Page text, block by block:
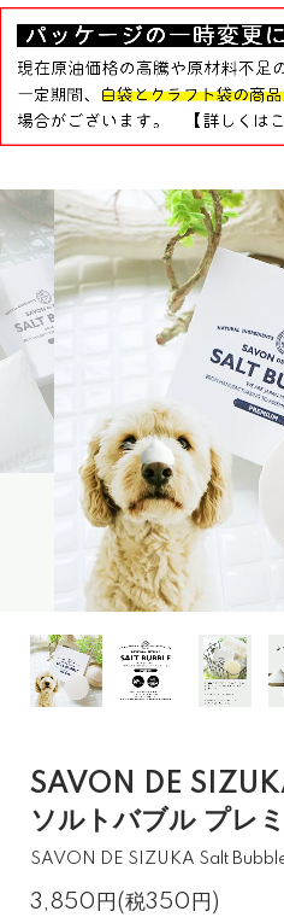
SAVON DE
ソルトバブル プレ
SAVON DE SIZUKA Salt
3,850円(税350円)